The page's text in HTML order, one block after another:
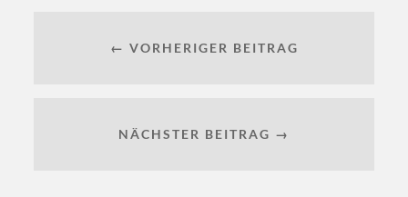
← VORHERIGER BEITRAG
NÄCHSTER BEITRAG →